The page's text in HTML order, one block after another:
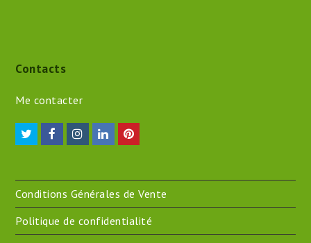
Contacts
Me contacter
TwitterFacebookInstagram
LinkedInPinterest
Conditions Générales de Vente
Politique de confidentialité